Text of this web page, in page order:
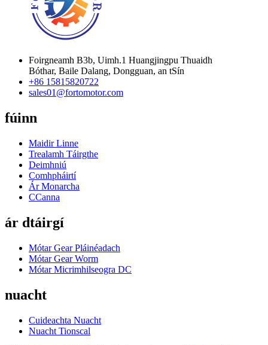
Foirgneamh B3b, Uimh.1 Huangjingpu Thuaidh
Bóthar, Baile Dalang, Dongguan, an tSín
+86 15815820722
sales01@fortomotor.com
fúinn
Maidir Linne
Trealamh Táirgthe
Deimhniú
Comhpháirtí
Ár Monarcha
CCanna
ár dtáirgí
Mótar Gear Pláinéadach
Mótar Gear Worm
Mótar Micrimhilseogra DC
nuacht
Cuideachta Nuacht
Nuacht Tionscal